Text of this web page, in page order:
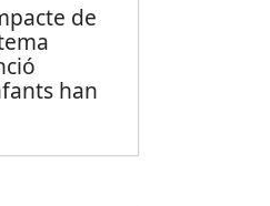
de
han